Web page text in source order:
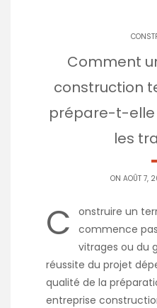
Comment
construction
prépare-t-elle
les
ON AOÛT 7,
C
onstruire un
commence
vitrages ou du
réussite du projet
qualité de la
entreprise